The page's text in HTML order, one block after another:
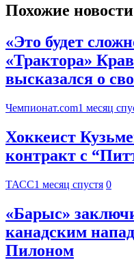
Похожие новости
«Это будет
«Трактора»
высказался о
Чемпионат.com1 месяц
Хоккеист
контракт с
ТАСС1 месяц спустя 0
«Барыс»
канадским
Пилоном